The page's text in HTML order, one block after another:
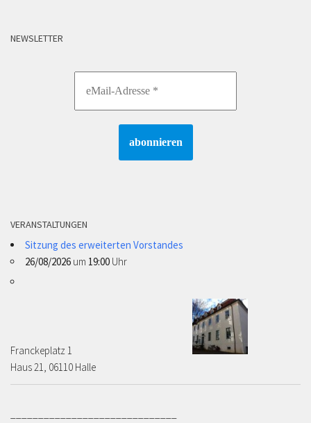
NEWSLETTER
VERANSTALTUNGEN
Sitzung des erweiterten Vorstandes
26/08/2026 um 19:00 Uhr
Franckeplatz 1 ­­­­
Haus 21, 06110 Halle